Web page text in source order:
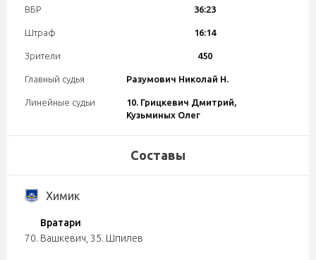
ВБР 36:23
Штраф 16:14
Зрители 450
Главный судья Разумович Николай Н.
Линейные судьи
10. Грицкевич Дмитрий,
Кузьминых Олег
Составы
Химик
Вратари
70. Вашкевич 35. Шпилев